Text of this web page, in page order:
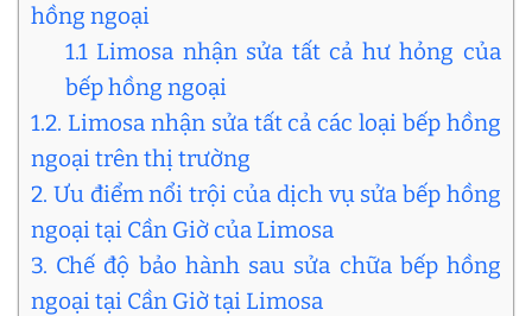
hồng ngoại
1.1 Limosa nhận sửa tất cả hư hỏng của
bếp hồng ngoại
1.2. Limosa nhận sửa tất cả các loại bếp hồng
ngoại trên thị trường
2. Ưu điểm nổi trội của dịch vụ sửa bếp hồng
ngoại tại Cần Giờ của Limosa
3. Chế độ bảo hành sau sửa chữa bếp hồng
ngoại tại Cần Giờ tại Limosa